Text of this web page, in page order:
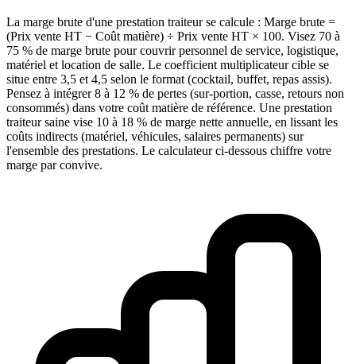
La marge brute d'une prestation traiteur se calcule : Marge brute =
(Prix vente HT − Coût matière) ÷ Prix vente HT × 100. Visez 70 à
75 % de marge brute pour couvrir personnel de service, logistique,
matériel et location de salle. Le coefficient multiplicateur cible se
situe entre 3,5 et 4,5 selon le format (cocktail, buffet, repas assis).
Pensez à intégrer 8 à 12 % de pertes (sur-portion, casse, retours non
consommés) dans votre coût matière de référence. Une prestation
traiteur saine vise 10 à 18 % de marge nette annuelle, en lissant les
coûts indirects (matériel, véhicules, salaires permanents) sur
l'ensemble des prestations. Le calculateur ci-dessous chiffre votre
marge par convive.